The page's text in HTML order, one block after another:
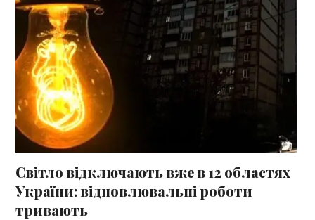
Світло відключають вже в 12 областях
України: відновлювальні роботи
тривають